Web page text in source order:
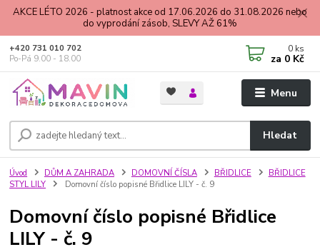
AKCE LÉTO 2026 - platnost akce od 17.06.2026 do 31.08.2026 nebo
do vyprodání zásob, SLEVY AŽ 61%
Menu
Hledat
+420 731 010 702
Po-Pá 9.00 - 18.00
0 ks
za 0 Kč
Úvod DŮM A ZAHRADA DOMOVNÍ ČÍSLA BŘIDLICE
BŘIDLICE
STYL LILY
Domovní číslo popisné Břidlice LILY - č. 9
Domovní číslo popisné Břidlice
LILY - č. 9